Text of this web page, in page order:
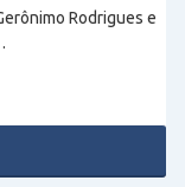
Rodrigues e